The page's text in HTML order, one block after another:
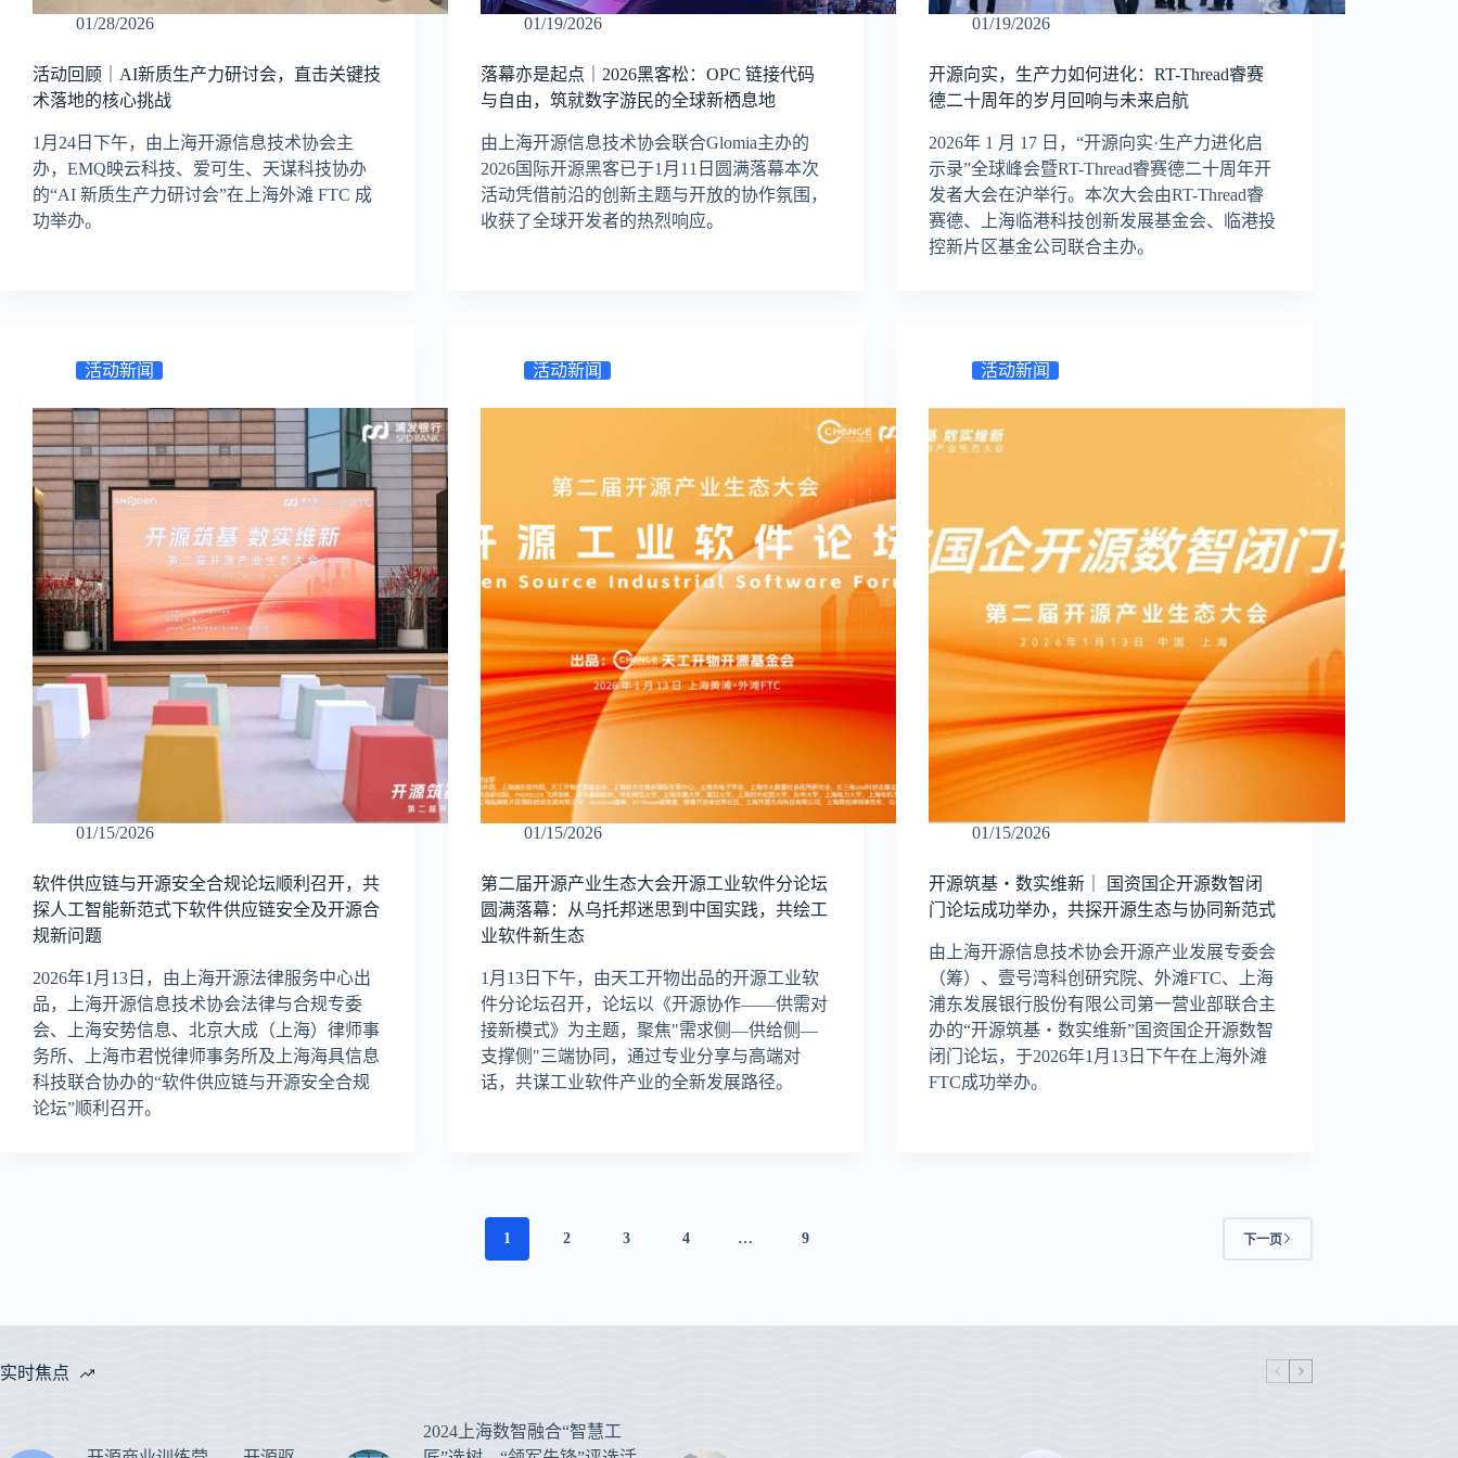
01/28/2026
活动回顾｜AI新质生产力研讨会，直击关键技
术落地的核心挑战
1月24日下午，由上海开源信息技术协会主
办，EMQ映云科技、爱可生、天谋科技协办
的“AI 新质生产力研讨会”在上海外滩 FTC 成
功举办。
01/19/2026
落幕亦是起点｜2026黑客松：OPC 链接代码
与自由，筑就数字游民的全球新栖息地
由上海开源信息技术协会联合Glomia主办的
2026国际开源黑客已于1月11日圆满落幕本次
活动凭借前沿的创新主题与开放的协作氛围，
收获了全球开发者的热烈响应。
01/19/2026
开源向实，生产力如何进化：RT-Thread睿赛
德二十周年的岁月回响与未来启航
2026年 1 月 17 日，“开源向实·生产力进化启
示录”全球峰会暨RT-Thread睿赛德二十周年开
发者大会在沪举行。本次大会由RT-Thread睿
赛德、上海临港科技创新发展基金会、临港投
控新片区基金公司联合主办。
活动新闻
01/15/2026
软件供应链与开源安全合规论坛顺利召开，共
探人工智能新范式下软件供应链安全及开源合
规新问题
2026年1月13日，由上海开源法律服务中心出
品，上海开源信息技术协会法律与合规专委
会、上海安势信息、北京大成（上海）律师事
务所、上海市君悦律师事务所及上海海具信息
科技联合协办的“软件供应链与开源安全合规
论坛”顺利召开。
活动新闻
01/15/2026
第二届开源产业生态大会开源工业软件分论坛
圆满落幕：从乌托邦迷思到中国实践，共绘工
业软件新生态
1月13日下午，由天工开物出品的开源工业软
件分论坛召开，论坛以《开源协作——供需对
接新模式》为主题，聚焦"需求侧—供给侧—
支撑侧"三端协同，通过专业分享与高端对
话，共谋工业软件产业的全新发展路径。
活动新闻
01/15/2026
开源筑基・数实维新｜ 国资国企开源数智闭
门论坛成功举办，共探开源生态与协同新范式
由上海开源信息技术协会开源产业发展专委会
（筹）、壹号湾科创研究院、外滩FTC、上海
浦东发展银行股份有限公司第一营业部联合主
办的“开源筑基・数实维新”国资国企开源数智
闭门论坛，于2026年1月13日下午在上海外滩
FTC成功举办。
1 2 3 4 … 9 下一页
实时焦点
2024上海数智融合“智慧工